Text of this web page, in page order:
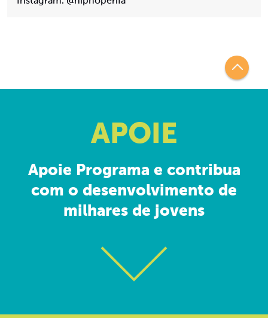
APOIE
Apoie Programa e contribua
com o desenvolvimento de
milhares de jovens